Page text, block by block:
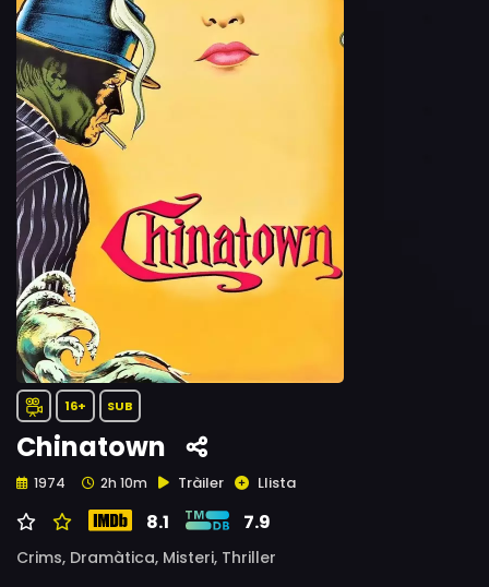
16+ SUB
Chinatown
1974 2h 10m Tràiler Llista
8.1 7.9
Crims, Dramàtica, Misteri, Thriller